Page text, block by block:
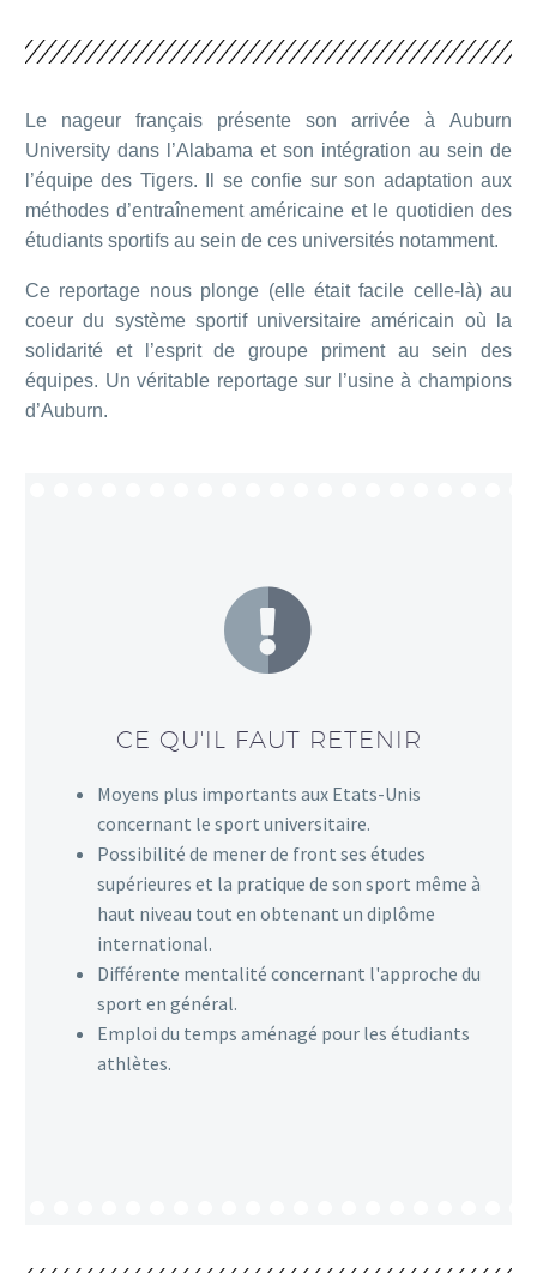
Le nageur français présente son arrivée à Auburn
University dans l’Alabama et son intégration au sein de
l’équipe des Tigers. Il se confie sur son adaptation aux
méthodes d’entraînement américaine et le quotidien des
étudiants sportifs au sein de ces universités notamment.
Ce reportage nous plonge (elle était facile celle-là) au
coeur du système sportif universitaire américain où la
solidarité et l’esprit de groupe priment au sein des
équipes. Un véritable reportage sur l’usine à champions
d’Auburn.
CE QU'IL FAUT RETENIR
Moyens plus importants aux Etats-Unis
concernant le sport universitaire.
Possibilité de mener de front ses études
supérieures et la pratique de son sport même à
haut niveau tout en obtenant un diplôme
international.
Différente mentalité concernant l'approche du
sport en général.
Emploi du temps aménagé pour les étudiants
athlètes.